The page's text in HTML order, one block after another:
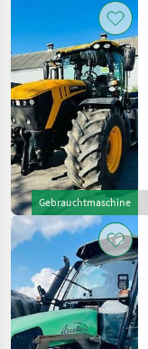
Gebrauchtmaschine